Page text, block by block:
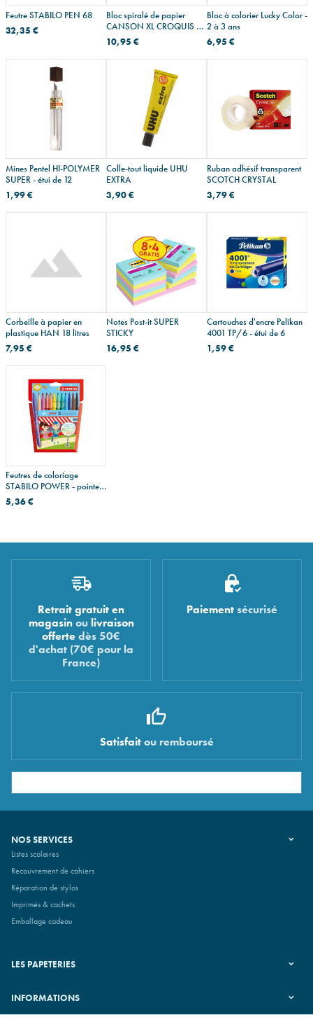
Feutre STABILO PEN 68
32,35 €
Bloc spiralé de papier
CANSON XL CROQUIS 90
g10,95 €
Bloc à colorier Lucky Color -
2 à 3 ans
6,95 €
Mines Pentel HI-POLYMER
SUPER - étui de 12
1,99 €
Colle-tout liquide UHU
EXTRA
3,90 €
Ruban adhésif transparent
SCOTCH CRYSTAL
3,79 €
Corbeille à papier en
plastique HAN 18 litres
7,95 €
Notes Post-it SUPER
STICKY
16,95 €
Cartouches d'encre Pelikan
4001 TP/6 - étui de 6
1,59 €
Feutres de coloriage
STABILO POWER - pointe
large
5,36 €
Retrait gratuit en
magasinou livraison
offerte dès 50€
d'achat (70€ pour la
France)
Paiement sécurisé
Satisfaitou remboursé
NOS SERVICES
Listes scolaires
Recouvrement de cahiers
Réparation de stylos
Imprimés & cachets
Emballage cadeau
LES PAPETERIES
INFORMATIONS